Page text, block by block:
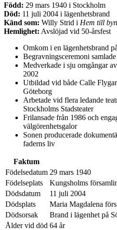
Född: 29 mars 1940 i Stockholm
Död: 11 juli 2004 i lägenhetsbrand
Känd som: Willy Strid i Hem till byn
Hemlighet: Avslöjad vid 50-årsfest
Omkom i en lägenhetsbrand
Begravningsceremoni
Medverkade i sju omgångar av
2002
Utbildad vid både Calle
Göteborg
Arbetade vid flera ledande
Stockholms Stadsteater
Frilansade från 1986 och
välgörenhetsgalor
Sonen producerade
faderns liv
Faktum
Födelsedatum 29 mars 1940
Födelseplats
Kungsholms
Dödsdatum
11 juli 2004
Dödsplats
Maria Magdalena
Dödsorsak
Brand i lägenhet på
Ålder vid död 64 år